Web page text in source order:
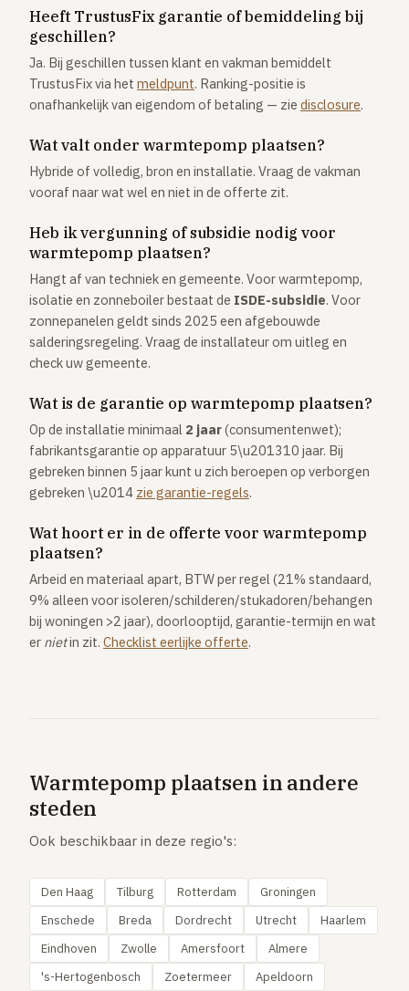
Heeft TrustusFix garantie of bemiddeling bij
geschillen?
Ja. Bij geschillen tussen klant en vakman bemiddelt
TrustusFix via het meldpunt. Ranking-positie is
onafhankelijk van eigendom of betaling — zie disclosure.
Wat valt onder warmtepomp plaatsen?
Hybride of volledig, bron en installatie. Vraag de vakman
vooraf naar wat wel en niet in de offerte zit.
Heb ik vergunning of subsidie nodig voor
warmtepomp plaatsen?
Hangt af van techniek en gemeente. Voor warmtepomp,
isolatie en zonneboiler bestaat de ISDE-subsidie. Voor
zonnepanelen geldt sinds 2025 een afgebouwde
salderingsregeling. Vraag de installateur om uitleg en
check uw gemeente.
Wat is de garantie op warmtepomp plaatsen?
Op de installatie minimaal 2 jaar(consumentenwet);
fabrikantsgarantie op apparatuur 5\u201310 jaar. Bij
gebreken binnen 5 jaar kunt u zich beroepen op verborgen
gebreken \u2014 zie garantie-regels.
Wat hoort er in de offerte voor warmtepomp
plaatsen?
Arbeid en materiaal apart, BTW per regel (21% standaard,
9% alleen voor isoleren/schilderen/stukadoren/behangen
bij woningen >2 jaar), doorlooptijd, garantie-termijn en wat
er nietin zit. Checklist eerlijke offerte.
Warmtepomp plaatsen in andere
steden
Ook beschikbaar in deze regio's:
Den Haag Tilburg Rotterdam
Groningen
Enschede
Breda Dordrecht Utrecht
Haarlem
Eindhoven
Zwolle Amersfoort
Almere
's-Hertogenbosch
Zoetermeer Apeldoorn